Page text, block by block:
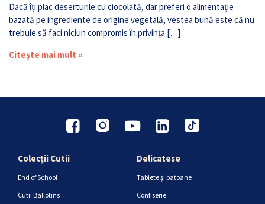
Dacă îți plac deserturile cu ciocolată, dar preferi o alimentație
bazată pe ingrediente de origine vegetală, vestea bună este că nu
trebuie să faci niciun compromis în privința […]
Citește mai mult »
Colecții Cutii
End of School
Cutii Ballotins
Delicatese
Tablete și batoane
Confiserie